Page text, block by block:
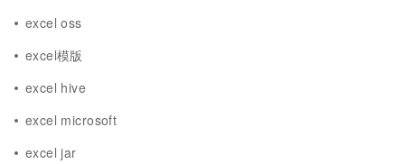
excel oss
excel模版
excel hive
excel microsoft
excel jar